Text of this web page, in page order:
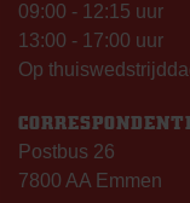
09:00 - 12:15 uur
13:00 - 17:00 uur
Op
Postbus 26
7800 AA Emmen